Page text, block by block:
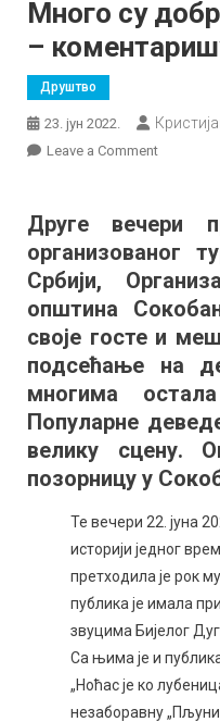
Много су
–
Друштво
23. јун 2022.
Leave a Commenton
добре
ове
млади
Друге вечери
организованог
Србији,
општина
своје госте и
подсећање на
многима
Популарне
велику сцену.
позорницу у
Те вечери 22. јуна
историји једног
претходила је рок
публика је имала
звуцима Бијелог
Са њима је и
„Ноћас је ко
незаборавну „Пљуни